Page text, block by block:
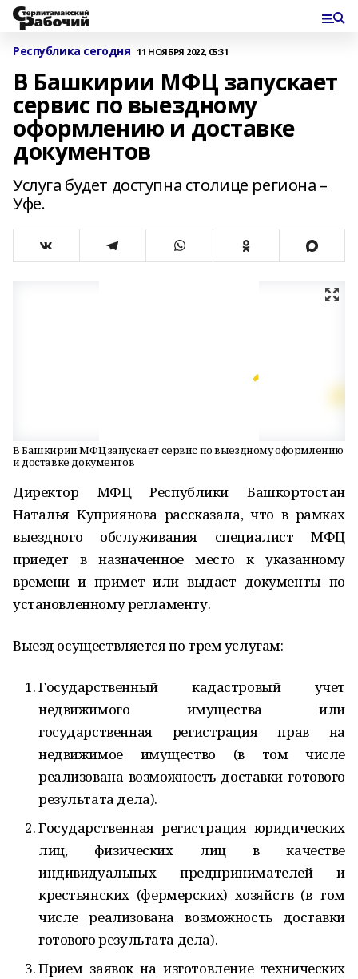
Республика сегодня 11 НОЯБРЯ 2022, 05:31
В Башкирии МФЦ запускает
сервис по выездному
оформлению и доставке
документов
Услуга будет доступна столице региона –
Уфе.
В Башкирии МФЦ запускает сервис по выездному оформлению
и доставке документов
Директор МФЦ Республики Башкортостан
Наталья Куприянова рассказала, что в рамках
выездного обслуживания специалист МФЦ
приедет в назначенное место к указанному
времени и примет или выдаст документы по
установленному регламенту.
Выезд осуществляется по трем услугам:
Государственный кадастровый учет
недвижимого имущества или
государственная регистрация прав на
недвижимое имущество (в том числе
реализована возможность доставки готового
результата дела).
Государственная регистрация юридических
лиц, физических лиц в качестве
индивидуальных предпринимателей и
крестьянских (фермерских) хозяйств (в том
числе реализована возможность доставки
готового результата дела).
Прием заявок на изготовление технических